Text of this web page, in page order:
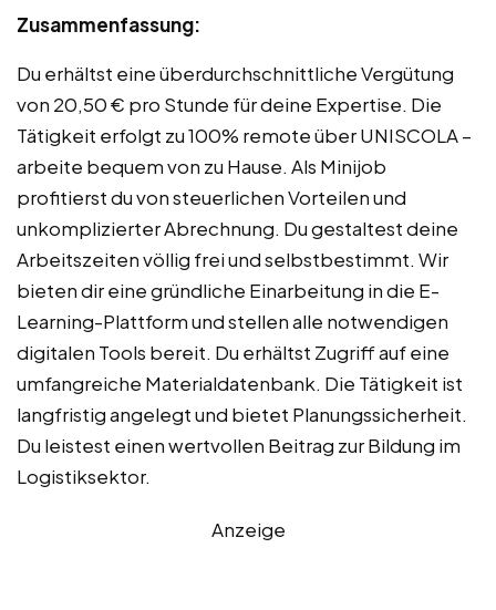
Zusammenfassung:
Du erhältst eine überdurchschnittliche Vergütung
von 20,50 € pro Stunde für deine Expertise. Die
Tätigkeit erfolgt zu 100% remote über UNISCOLA –
arbeite bequem von zu Hause. Als Minijob
profitierst du von steuerlichen Vorteilen und
unkomplizierter Abrechnung. Du gestaltest deine
Arbeitszeiten völlig frei und selbstbestimmt. Wir
bieten dir eine gründliche Einarbeitung in die E-
Learning-Plattform und stellen alle notwendigen
digitalen Tools bereit. Du erhältst Zugriff auf eine
umfangreiche Materialdatenbank. Die Tätigkeit ist
langfristig angelegt und bietet Planungssicherheit.
Du leistest einen wertvollen Beitrag zur Bildung im
Logistiksektor.
Anzeige